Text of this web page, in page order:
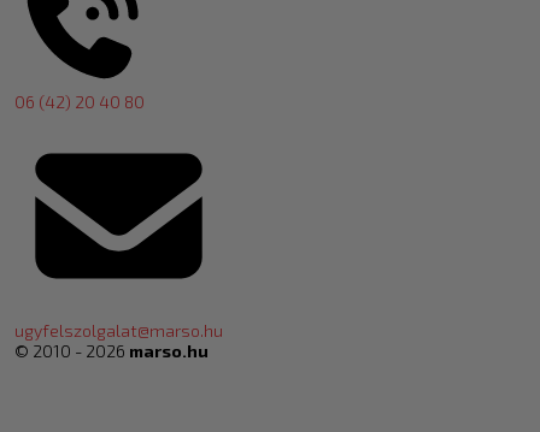
06 (42) 20 40 80
ugyfelszolgalat@marso.hu
© 2010 - 2026 marso.hu